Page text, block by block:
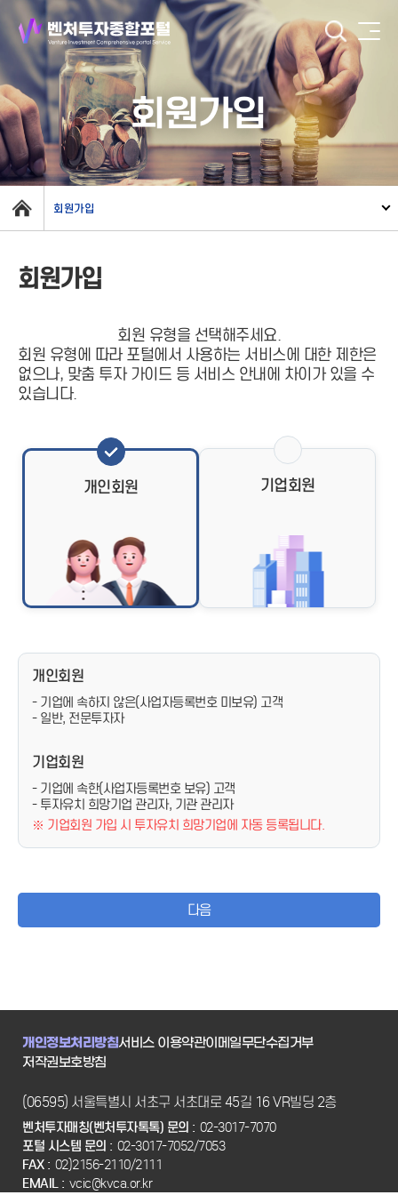
회원가입
회원가입
회원가입
회원 유형을 선택해주세요.
회원 유형에 따라 포털에서 사용하는 서비스에 대한 제한은
없으나, 맞춤 투자 가이드 등 서비스 안내에 차이가 있을 수
있습니다.
개인회원 기업회원
개인회원
- 기업에 속하지 않은(사업자등록번호 미보유) 고객
- 일반, 전문투자자
기업회원
- 기업에 속한(사업자등록번호 보유) 고객
- 투자유치 희망기업 관리자, 기관 관리자
※ 기업회원 가입 시 투자유치 희망기업에 자동 등록됩니다.
다음
개인정보처리방침서비스 이용약관이메일무단수집거부
저작권보호방침
(06595) 서울특별시 서초구 서초대로 45길 16 VR빌딩 2층
벤처투자매칭(벤처투자톡톡) 문의 : 02-3017-7070
포털 시스템 문의 : 02-3017-7052/7053
FAX : 02)2156-2110/2111
EMAIL : vcic@kvca.or.kr